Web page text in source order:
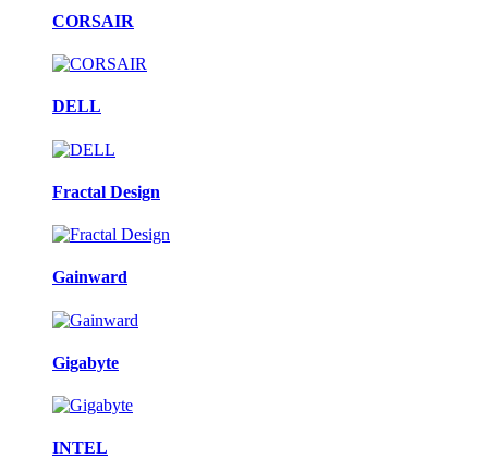
CORSAIR
DELL
Fractal Design
Gainward
Gigabyte
INTEL